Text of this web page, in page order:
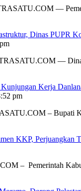
—
Dinas PUPR
—
Kerja
pm
– Bupati
KKP, Perjuangkan
– Pemerintah